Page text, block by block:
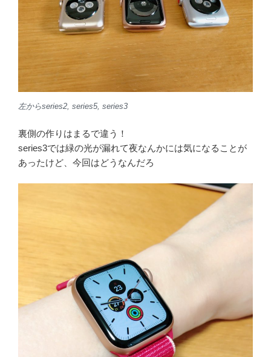
左からseries2, series5, series3
裏側の作りはまるで違う！
series3では緑の光が漏れて夜なんかには気になることが
あったけど、今回はどうなんだろ